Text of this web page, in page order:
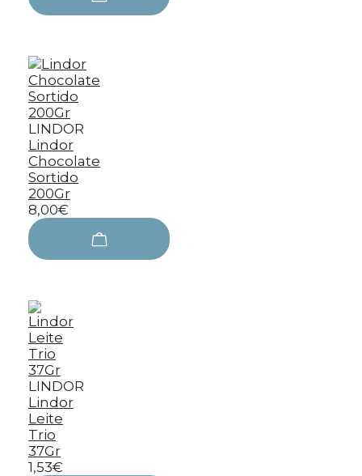
LINDOR
Lindor
Chocolate
Sortido
200Gr
8,00€
LINDOR
Lindor
Leite
Trio
37Gr
1,53€